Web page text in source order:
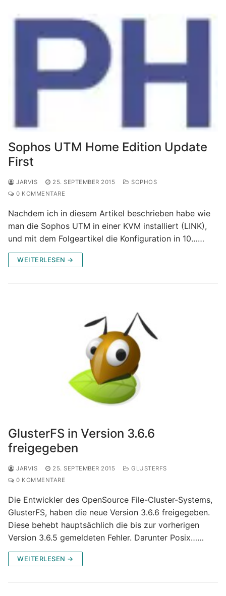
Sophos UTM Home Edition Update
First
JARVIS 25. SEPTEMBER 2015
SOPHOS
0 KOMMENTARE
Nachdem ich in diesem Artikel beschrieben habe wie
man die Sophos UTM in einer KVM installiert (LINK),
und mit dem Folgeartikel die Konfiguration in 10……
WEITERLESEN →
GlusterFS in Version 3.6.6
freigegeben
JARVIS 25. SEPTEMBER 2015
GLUSTERFS
0 KOMMENTARE
Die Entwickler des OpenSource File-Cluster-Systems,
GlusterFS, haben die neue Version 3.6.6 freigegeben.
Diese behebt hauptsächlich die bis zur vorherigen
Version 3.6.5 gemeldeten Fehler. Darunter Posix……
WEITERLESEN →